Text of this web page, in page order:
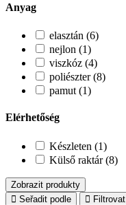
Anyag
elasztán (6)
nejlon (1)
viszkóz (4)
poliészter (8)
pamut (1)
Elérhetőség
Készleten (1)
Külső raktár (8)
Zobrazit produkty
Seřadit podle
Filtrovat